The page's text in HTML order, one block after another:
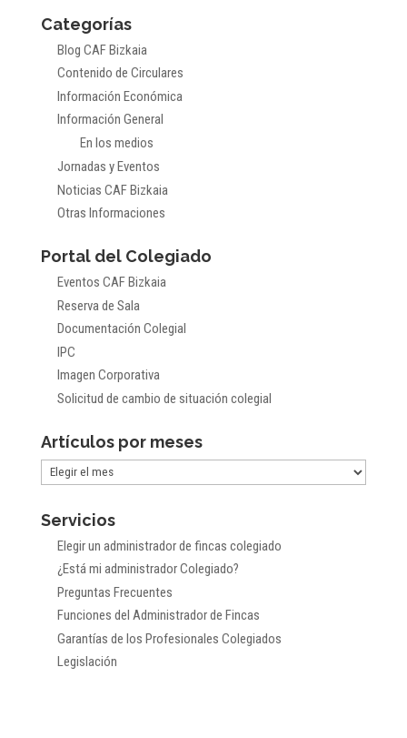
Categorías
Blog CAF Bizkaia
Contenido de Circulares
Información Económica
Información General
En los medios
Jornadas y Eventos
Noticias CAF Bizkaia
Otras Informaciones
Portal del Colegiado
Eventos CAF Bizkaia
Reserva de Sala
Documentación Colegial
IPC
Imagen Corporativa
Solicitud de cambio de situación colegial
Artículos por meses
Artículos
meses
Servicios
Elegir un administrador de fincas colegiado
¿Está mi administrador Colegiado?
Preguntas Frecuentes
Funciones del Administrador de Fincas
Garantías de los Profesionales Colegiados
Legislación